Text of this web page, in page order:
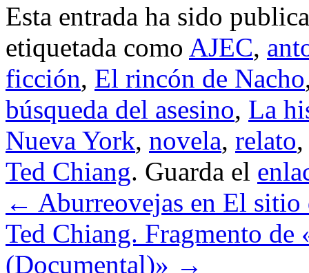
Esta entrada ha sido
etiquetada como AJEC,
ficción, El rincón de Nacho
búsqueda del asesino, La
Nueva York, novela, relato
Ted Chiang. Guarda el
← Aburreovejas en El
Ted Chiang. Fragmento de
(Documental)» →